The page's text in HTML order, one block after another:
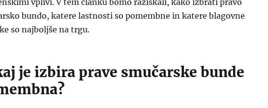
vplivi. V tem članku bomo raziskali, kako izbrati pravo
bundo, katere lastnosti so pomembne in katere blagovne
so najboljše na trgu.
je izbira prave smučarske bunde